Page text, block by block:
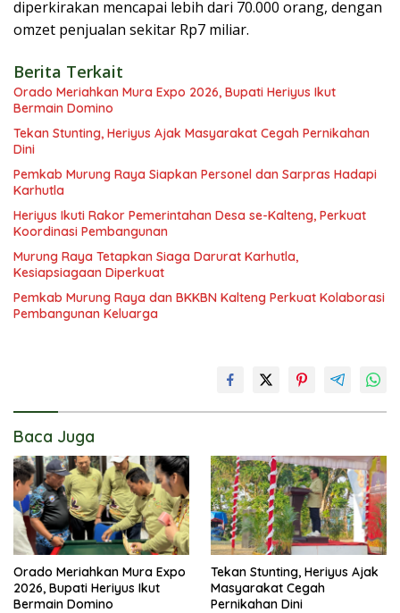
diperkirakan mencapai lebih dari 70.000 orang, dengan
omzet penjualan sekitar Rp7 miliar.
Berita Terkait
Orado Meriahkan Mura Expo 2026, Bupati Heriyus Ikut
Bermain Domino
Tekan Stunting, Heriyus Ajak Masyarakat Cegah Pernikahan
Dini
Pemkab Murung Raya Siapkan Personel dan Sarpras Hadapi
Karhutla
Heriyus Ikuti Rakor Pemerintahan Desa se-Kalteng, Perkuat
Koordinasi Pembangunan
Murung Raya Tetapkan Siaga Darurat Karhutla,
Kesiapsiagaan Diperkuat
Pemkab Murung Raya dan BKKBN Kalteng Perkuat Kolaborasi
Pembangunan Keluarga
Baca Juga
Orado Meriahkan Mura Expo
2026, Bupati Heriyus Ikut
Bermain Domino
Tekan Stunting, Heriyus Ajak
Masyarakat Cegah
Pernikahan Dini